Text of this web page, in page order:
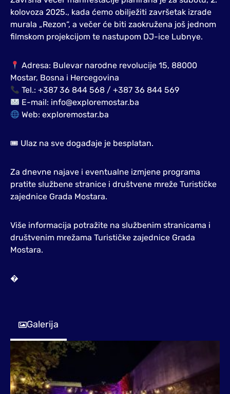
kolovoza 2025., kada ćemo obilježiti završetak izrade
murala „Rezon“, a večer će biti zaokružena još jednom
filmskom projekcijom te nastupom DJ-ice Lubnye.
Adresa: Bulevar narodne revolucije 15, 88000
Mostar, Bosna i Hercegovina
Tel.: +387 36 844 568 / +387 36 844 569
E-mail: info@exploremostar.ba
Web: exploremostar.ba
🎟 Ulaz na sve događaje je besplatan.
Za dnevne najave i eventualne izmjene programa
pratite službene stranice i društvene mreže Turističke
zajednice Grada Mostara.
Više informacija potražite na službenim stranicama i
društvenim mrežama Turističke zajednice Grada
Mostara.
�
Galerija